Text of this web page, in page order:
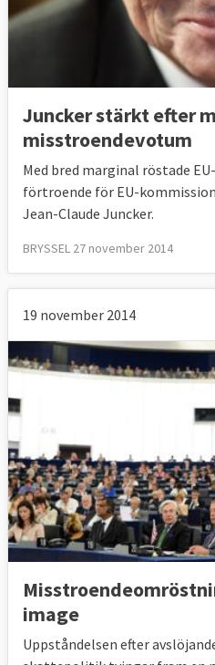
Juncker stärkt efter
misstroendevotum
Med bred marginal röstade
förtroende för EU-
Jean-Claude Juncker.
BRYSSEL 27 november 2014
19 november 2014
image
Uppståndelsen efter